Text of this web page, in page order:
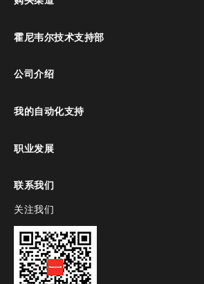
霍尼韦尔技术支持部
公司介绍
我的自动化支持
职业发展
联系我们
toggle view
关注我们